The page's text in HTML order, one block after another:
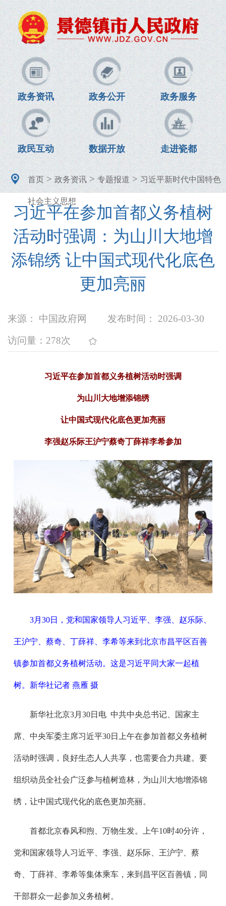
政务资讯 政务公开 政务服务
政民互动 数据开放 走进瓷都
首页>政务资讯>专题报道>习近平新时代中国特色
社会主义思想
习近平在参加首都义务植树
活动时强调：为山川大地增
添锦绣 让中国式现代化底色
更加亮丽
来源： 中国政府网 发布时间： 2026-03-30
访问量： 278次
习近平在参加首都义务植树活动时强调
为山川大地增添锦绣
让中国式现代化底色更加亮丽
李强赵乐际王沪宁蔡奇丁薛祥李希参加
3月30日，党和国家领导人习近平、李强、赵乐际、
王沪宁、蔡奇、丁薛祥、李希等来到北京市昌平区百善
镇参加首都义务植树活动。这是习近平同大家一起植
树。新华社记者 燕雁 摄
新华社北京3月30日电 中共中央总书记、国家主
席、中央军委主席习近平30日上午在参加首都义务植树
活动时强调，良好生态人人共享，也需要合力共建。要
组织动员全社会广泛参与植树造林，为山川大地增添锦
绣，让中国式现代化的底色更加亮丽。
首都北京春风和煦、万物生发。上午10时40分许，
党和国家领导人习近平、李强、赵乐际、王沪宁、蔡
奇、丁薛祥、李希等集体乘车，来到昌平区百善镇，同
干部群众一起参加义务植树。